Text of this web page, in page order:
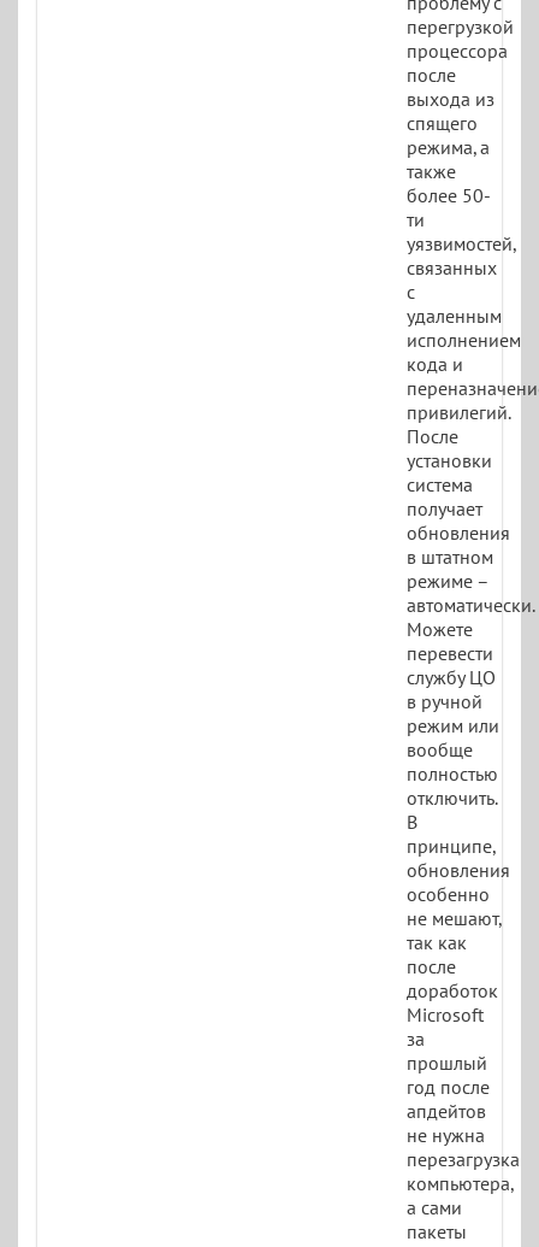
перегрузкой
процессора
после
выхода из
спящего
режима, а
также
более 50-
ти
уязвимостей,
связанных
с
удаленным
исполнением
кода и
привилегий.
После
установки
система
получает
обновления
в штатном
режиме –
автоматически.
Можете
перевести
службу ЦО
в ручной
режим или
вообще
полностью
отключить.
В
принципе,
обновления
особенно
не мешают,
так как
после
доработок
Microsoft
за
прошлый
год после
апдейтов
не нужна
перезагрузка
компьютера,
а сами
пакеты